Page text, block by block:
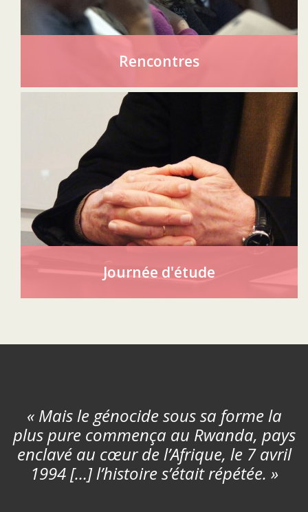
Rencontres
Journée d'étude
« Mais le génocide sous sa forme la
plus pure commença au Rwanda, pays
enclavé au cœur de l’Afrique, le 7 avril
1994 […] l’histoire s’était répétée. »